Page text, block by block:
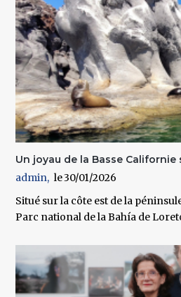
Un joyau de la Basse Californie
admin
30/01/2026
Situé sur la côte est de la
Parc national de la Bahía de